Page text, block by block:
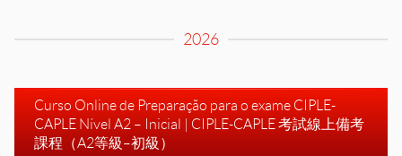
2026
Curso Online de Preparação para o exame CIPLE-
CAPLE Nível A2 – Inicial | CIPLE-CAPLE 考試線上備考
課程（A2等級–初級）